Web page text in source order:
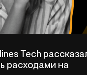
Tech
расходами на